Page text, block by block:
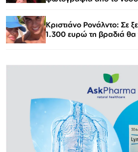
Κριστιάνο Ρονάλντο: Σε
1.300 ευρώ τη βραδιά θα